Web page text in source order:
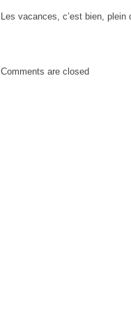
Les vacances, c’est bien, plein
Comments are closed